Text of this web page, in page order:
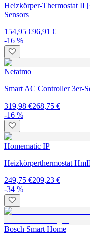
Heizkörper-Thermostat II
Sensors
154,95 €96,91 €
-16 %
Netatmo
Smart AC Controller 3er-
319,98 €268,75 €
-16 %
Homematic IP
Heizkörperthermostat
249,75 €209,23 €
-34 %
Bosch Smart Home